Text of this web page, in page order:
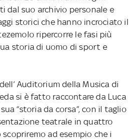
dal suo archivio personale e
storici che hanno incrociato il
ripercorre le fasi più
storia di uomo di sport e
Auditorium della Musica di
si è fatto raccontare da Luca
“storia da corsa”, con il taglio
teatrale in quattro
ad esempio che i